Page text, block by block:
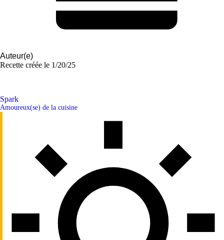
Auteur(e)
Recette créée le 1/20/25
Spark
Amoureux(se) de la cuisine